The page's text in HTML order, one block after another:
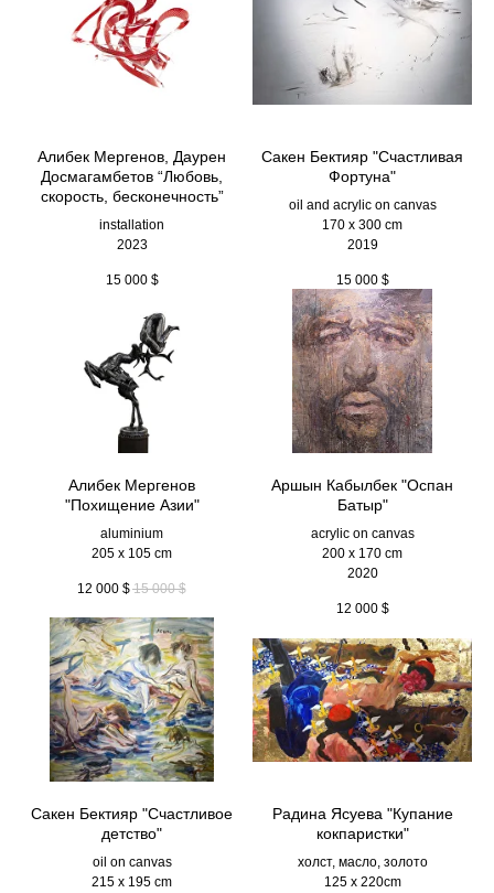
Алибек Мергенов, Даурен
Досмагамбетов “Любовь,
скорость, бесконечность”
installation
2023
15 000 $
Сакен Бектияр "Счастливая
Фортуна"
oil and acrylic on canvas
170 x 300 cm
2019
15 000 $
Алибек Мергенов
"Похищение Азии"
aluminium
205 x 105 cm
12 000 $ 15 000 $
Аршын Кабылбек "Оспан
Батыр"
acrylic on canvas
200 x 170 cm
2020
12 000 $
Сакен Бектияр "Счастливое
детство"
oil on canvas
215 x 195 cm
Радина Ясуева "Купание
кокпаристки"
холст, масло, золото
125 х 220cm